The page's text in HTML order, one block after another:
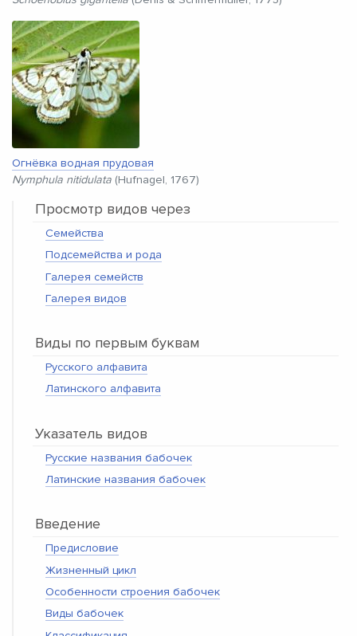
Огнёвка водная прудовая
Nymphula nitidulata (Hufnagel, 1767)
Просмотр видов через
Семейства
Подсемейства и рода
Галерея семейств
Галерея видов
Виды по первым буквам
Русского алфавита
Латинского алфавита
Указатель видов
Русские названия бабочек
Латинские названия бабочек
Введение
Предисловие
Жизненный цикл
Особенности строения бабочек
Виды бабочек